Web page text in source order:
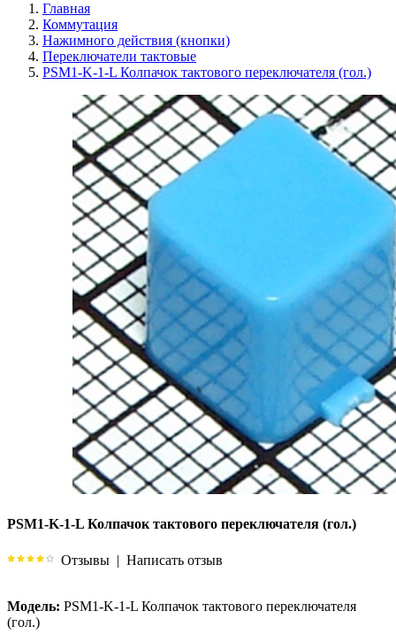
Главная
Коммутация
Нажимного действия (кнопки)
Переключатели тактовые
PSM1-K-1-L Колпачок тактового переключателя (гол.)
PSM1-K-1-L Колпачок тактового переключателя (гол.)
Отзывы | Написать отзыв
Модель: PSM1-K-1-L Колпачок тактового переключателя
(гол.)